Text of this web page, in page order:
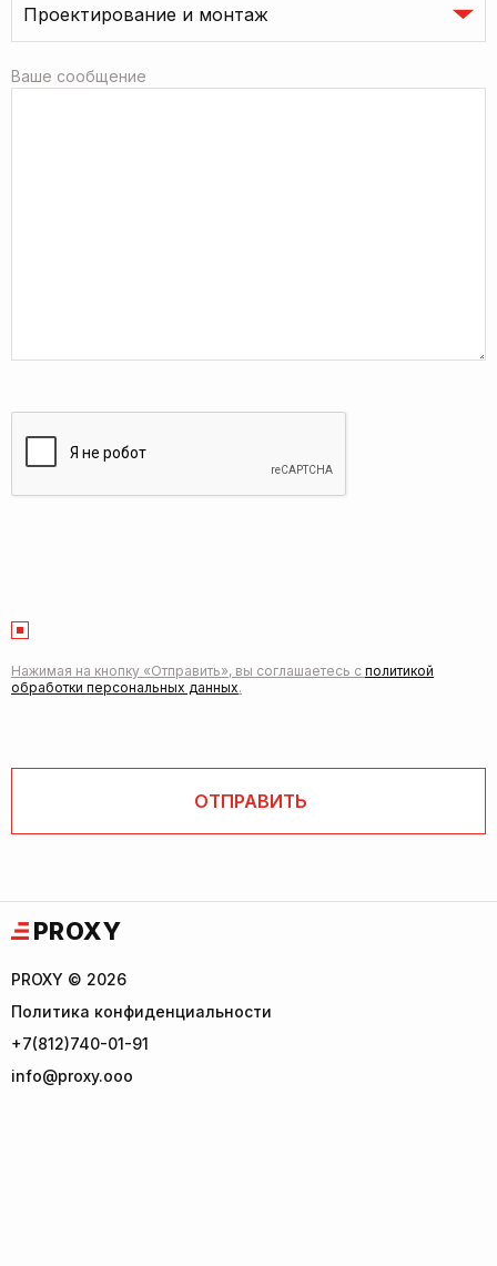
Ваше сообщение
Нажимая на кнопку «Отправить», вы соглашаетесь с политикой
обработки персональных данных.
PROXY
PROXY © 2026
Политика конфиденциальности
+7(812)740-01-91
info@proxy.ooo